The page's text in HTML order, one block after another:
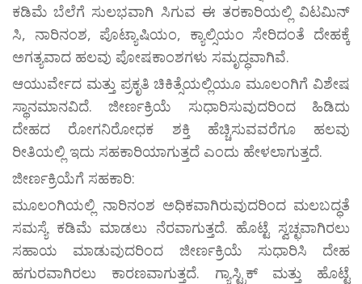
ಕಡಿಮೆ ಬೆಲೆಗೆ ಸುಲಭವಾಗಿ ಸಿಗುವ ಈ ತರಕಾರಿಯಲ್ಲಿ ವಿಟಮಿನ್
ಸಿ, ನಾರಿನಂಶ, ಪೊಟ್ಯಾಷಿಯಂ, ಕ್ಯಾಲ್ಸಿಯಂ ಸೇರಿದಂತೆ ದೇಹಕ್ಕೆ
ಅಗತ್ಯವಾದ ಹಲವು ಪೋಷಕಾಂಶಗಳು ಸಮೃದ್ಧವಾಗಿವೆ.
ಆಯುರ್ವೇದ ಮತ್ತು ಪ್ರಕೃತಿ ಚಿಕಿತ್ಸೆಯಲ್ಲಿಯೂ ಮೂಲಂಗಿಗೆ ವಿಶೇಷ
ಸ್ಥಾನಮಾನವಿದೆ. ಜೀರ್ಣಕ್ರಿಯೆ ಸುಧಾರಿಸುವುದರಿಂದ ಹಿಡಿದು
ದೇಹದ ರೋಗನಿರೋಧಕ ಶಕ್ತಿ ಹೆಚ್ಚಿಸುವವರೆಗೂ ಹಲವು
ರೀತಿಯಲ್ಲಿ ಇದು ಸಹಕಾರಿಯಾಗುತ್ತದೆ ಎಂದು ಹೇಳಲಾಗುತ್ತದೆ.
ಜೀರ್ಣಕ್ರಿಯೆಗೆ ಸಹಕಾರಿ:
ಮೂಲಂಗಿಯಲ್ಲಿ ನಾರಿನಂಶ ಅಧಿಕವಾಗಿರುವುದರಿಂದ ಮಲಬದ್ಧತೆ
ಸಮಸ್ಯೆ ಕಡಿಮೆ ಮಾಡಲು ನೆರವಾಗುತ್ತದೆ. ಹೊಟ್ಟೆ ಸ್ವಚ್ಛವಾಗಿರಲು
ಸಹಾಯ ಮಾಡುವುದರಿಂದ ಜೀರ್ಣಕ್ರಿಯೆ ಸುಧಾರಿಸಿ ದೇಹ
ಹಗುರವಾಗಿರಲು ಕಾರಣವಾಗುತ್ತದೆ. ಗ್ಯಾಸ್ಟ್ರಿಕ್ ಮತ್ತು ಹೊಟ್ಟೆ